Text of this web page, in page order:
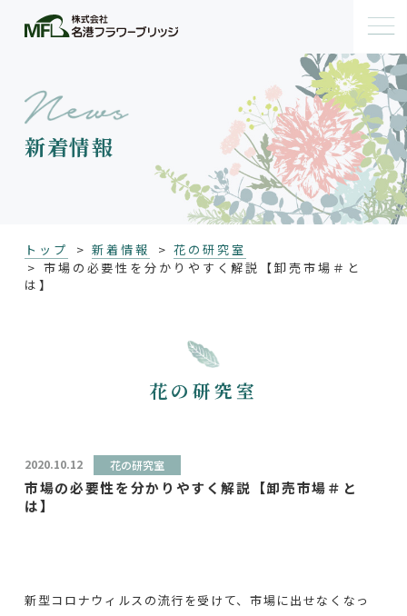
新着情報
トップ 新着情報
花の研究室
市場の必要性を分かりやすく解説【卸売市場＃と
は】
花の研究室
2020.10.12 花の研究室
市場の必要性を分かりやすく解説【卸売市場＃と
は】
新型コロナウィルスの流行を受けて、市場に出せなくなっ